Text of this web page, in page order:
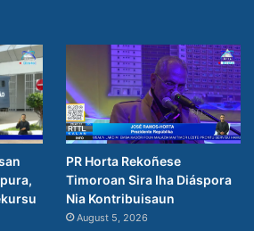
PR Horta Rekoñese
Timoroan Sira Iha Diáspora
Nia Kontribuisaun
August 5, 2026